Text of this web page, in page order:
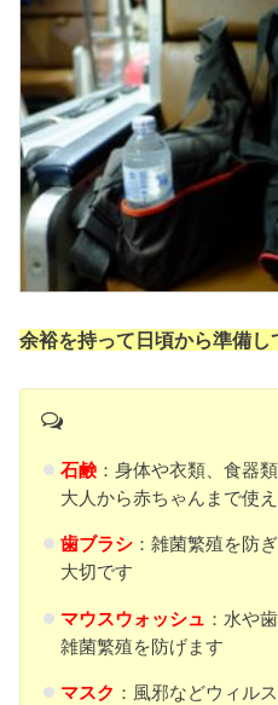
余裕を持って日頃から準備し
石鹸：身体や衣類、食器
大人から赤ちゃんまで使
歯ブラシ：雑菌繁殖を防
大切です
マウスウォッシュ ：水や
雑菌繁殖を防げます
マスク ：風邪などウィル